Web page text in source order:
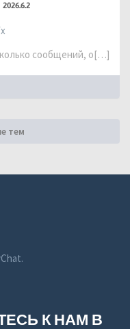
сообщений, о[…]
тем
К НАМ В